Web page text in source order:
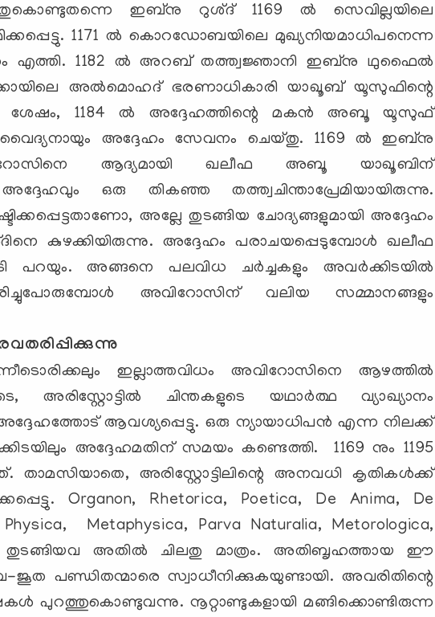
ഇബ്‌നു റുശ്ദ് 1169 ല്‍ സെവില്ലയിലെ
1171 ല്‍ കൊറഡോബയിലെ മുഖ്യനിയമാധിപനെന്ന
എത്തി. 1182 ല്‍ അറബ് തത്ത്വജ്ഞാനി ഇബ്‌നു ഥുഫൈല്‍
അല്‍മൊഹദ് ഭരണാധികാരി യാഖൂബ് യൂസുഫിന്റെ
ശേഷം, 1184 ല്‍ അദ്ദേഹത്തിന്റെ മകന്‍ അബൂ യൂസുഫ്
വൈദ്യനായും അദ്ദേഹം സേവനം ചെയ്തു. 1169 ല്‍ ഇബ്‌നു
ആദ്യമായി ഖലീഫ അബൂ യാഖൂബിന്
ഒരു തികഞ്ഞ തത്ത്വചിന്താപ്രേമിയായിരുന്നു.
അല്ലേ തുടങ്ങിയ ചോദ്യങ്ങളുമായി അദ്ദേഹം
കുഴക്കിയിരുന്നു. അദ്ദേഹം പരാചയപ്പെടുമ്പോള്‍ ഖലീഫ
പറയും. അങ്ങനെ പലവിധ ചര്‍ച്ചകളും അവര്‍ക്കിടയില്‍
അവിറോസിന് വലിയ സമ്മാനങ്ങളും
ഇല്ലാത്തവിധം അവിറോസിനെ ആഴത്തില്‍
അരിസ്റ്റോട്ടില്‍ ചിന്തകളുടെ യഥാര്‍ത്ഥ വ്യാഖ്യാനം
ആവശ്യപ്പെട്ടു. ഒരു ന്യായാധിപന്‍ എന്ന നിലക്ക്
അദ്ദേഹമതിന് സമയം കണ്ടെത്തി. 1169 നും 1195
താമസിയാതെ, അരിസ്റ്റോട്ടിലിന്റെ അനവധി കൃതികള്‍ക്ക്
Organon, Rhetorica, Poetica, De Anima, De
Metaphysica, Parva Naturalia, Metorologica,
തുടങ്ങിയവ അതില്‍ ചിലതു മാത്രം. അതിബൃഹത്തായ ഈ
ജൂത പണ്ഡിതന്മാരെ സ്വാധീനിക്കുകയുണ്ടായി. അവരിതിന്റെ
പുറത്തുകൊണ്ടുവന്നു. നൂറ്റാണ്ടുകളായി മങ്ങിക്കൊണ്ടിരുന്ന